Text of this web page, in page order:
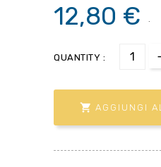
12,80 €
QUANTITY :
 AGGIUNGI